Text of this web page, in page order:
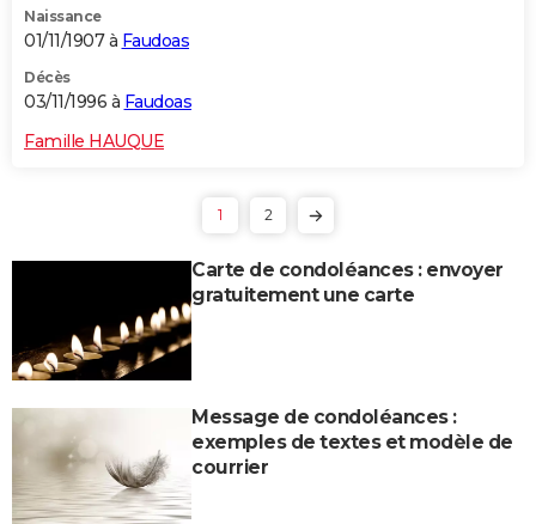
Naissance
01/11/1907 à Faudoas
Décès
03/11/1996 à Faudoas
Famille HAUQUE
1 2
Carte de condoléances : envoyer
gratuitement une carte
Message de condoléances :
exemples de textes et modèle de
courrier